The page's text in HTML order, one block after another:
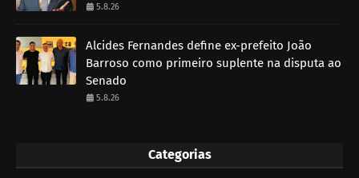
5.8.26
Alcides Fernandes define ex-prefeito João
Barroso como primeiro suplente na disputa ao
Senado
5.8.26
Categorias